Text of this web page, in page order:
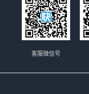
客服微信号